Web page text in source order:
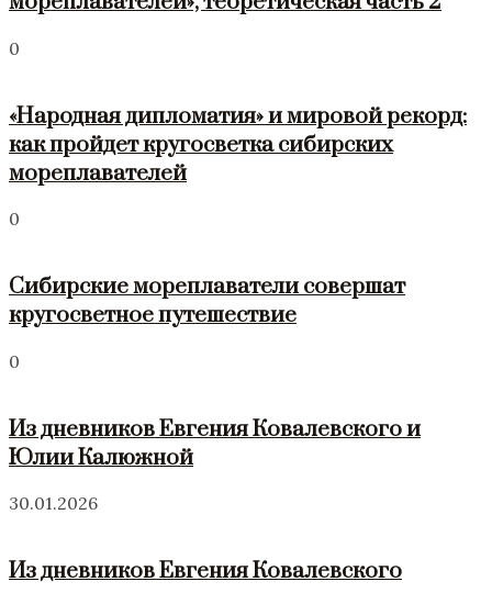
0
«Народная дипломатия» и мировой рекорд:
как пройдет кругосветка сибирских
мореплавателей
0
Сибирские мореплаватели совершат
кругосветное путешествие
0
Из дневников Евгения Ковалевского и
Юлии Калюжной
30.01.2026
Из дневников Евгения Ковалевского